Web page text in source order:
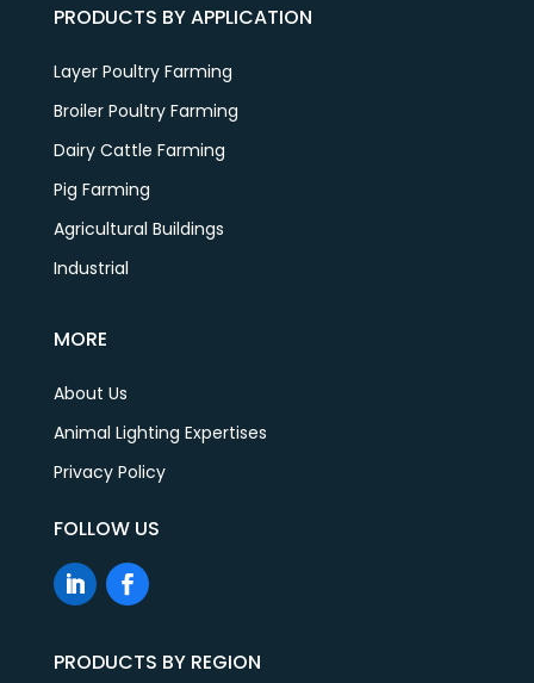
PRODUCTS BY APPLICATION
Layer Poultry Farming
Broiler Poultry Farming
Dairy Cattle Farming
Pig Farming
Agricultural Buildings
Industrial
MORE
About Us
Animal Lighting Expertises
Privacy Policy
FOLLOW US
PRODUCTS BY REGION